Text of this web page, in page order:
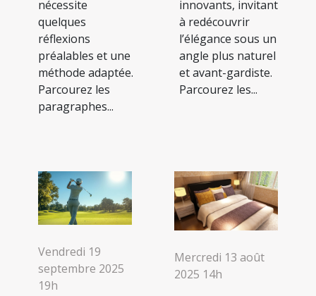
nécessite
quelques
réflexions
préalables et une
méthode adaptée.
Parcourez les
paragraphes...
innovants, invitant
à redécouvrir
l’élégance sous un
angle plus naturel
et avant-gardiste.
Parcourez les...
Vendredi 19
septembre 2025
19h
Mercredi 13 août
2025 14h